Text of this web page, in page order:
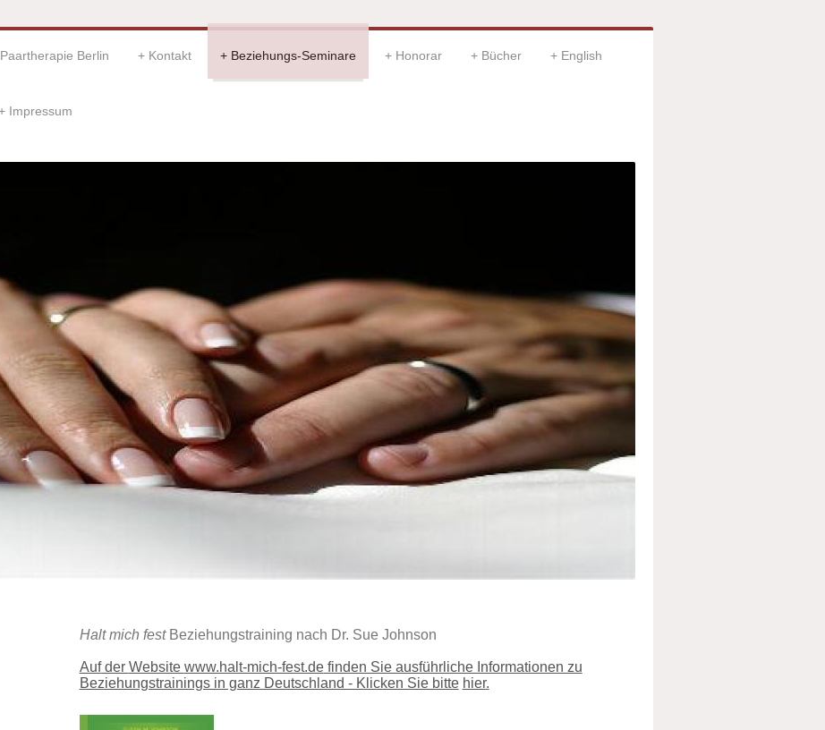
Paartherapie Berlin Kontakt Beziehungs-Seminare Honorar Bücher English
Impressum
Halt mich festBeziehungstraining nach Dr. Sue Johnson
Aufder Website www.halt-mich-fest.definden Sie ausführliche Informationen zu
Beziehungstrainings in ganz Deutschland - Klicken Sie bitte hier.